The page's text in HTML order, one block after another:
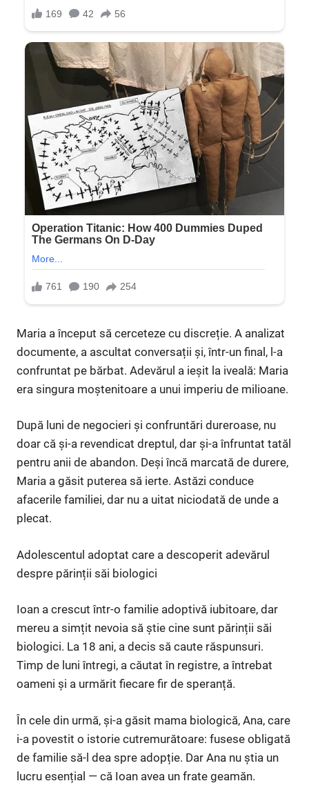
Maria a început să cerceteze cu discreție. A analizat
documente, a ascultat conversații și, într-un final, l-a
confruntat pe bărbat. Adevărul a ieșit la iveală: Maria
era singura moștenitoare a unui imperiu de milioane.
După luni de negocieri și confruntări dureroase, nu
doar că și-a revendicat dreptul, dar și-a înfruntat tatăl
pentru anii de abandon. Deși încă marcată de durere,
Maria a găsit puterea să ierte. Astăzi conduce
afacerile familiei, dar nu a uitat niciodată de unde a
plecat.
Adolescentul adoptat care a descoperit adevărul
despre părinții săi biologici
Ioan a crescut într-o familie adoptivă iubitoare, dar
mereu a simțit nevoia să știe cine sunt părinții săi
biologici. La 18 ani, a decis să caute răspunsuri.
Timp de luni întregi, a căutat în registre, a întrebat
oameni și a urmărit fiecare fir de speranță.
În cele din urmă, și-a găsit mama biologică, Ana, care
i-a povestit o istorie cutremurătoare: fusese obligată
de familie să-l dea spre adopție. Dar Ana nu știa un
lucru esențial — că Ioan avea un frate geamăn.